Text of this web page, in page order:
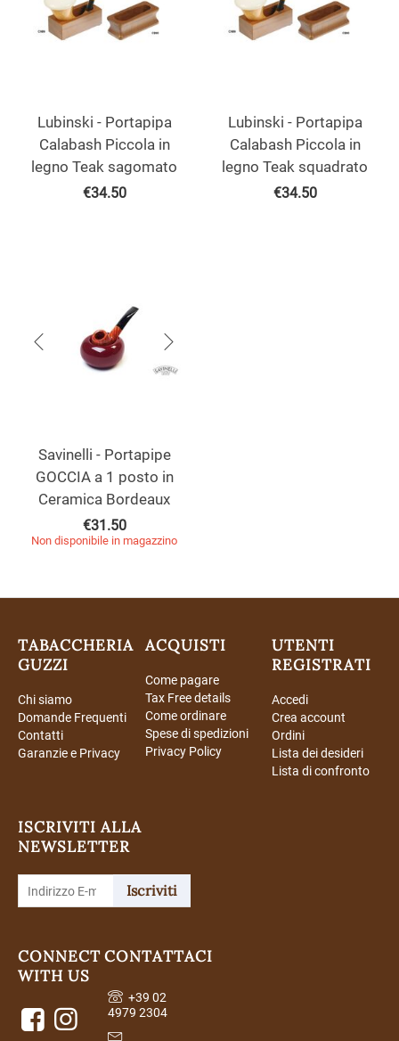
Lubinski - Portapipa
Calabash Piccola in
legno Teak sagomato
€34.50
Lubinski - Portapipa
Calabash Piccola in
legno Teak squadrato
€34.50
Savinelli - Portapipe
GOCCIA a 1 posto in
Ceramica Bordeaux
€31.50
Non disponibile in magazzino
TABACCHERIA
GUZZI
Chi siamo
Domande Frequenti
Contatti
Garanzie e Privacy
ACQUISTI
Come pagare
Tax Free details
Come ordinare
Spese di spedizioni
Privacy Policy
UTENTI
REGISTRATI
Accedi
Crea account
Ordini
Lista dei desideri
Lista di confronto
ISCRIVITI ALLA
NEWSLETTER
Iscriviti
CONNECT
WITH US
CONTATTACI
+39 02
4979 2304